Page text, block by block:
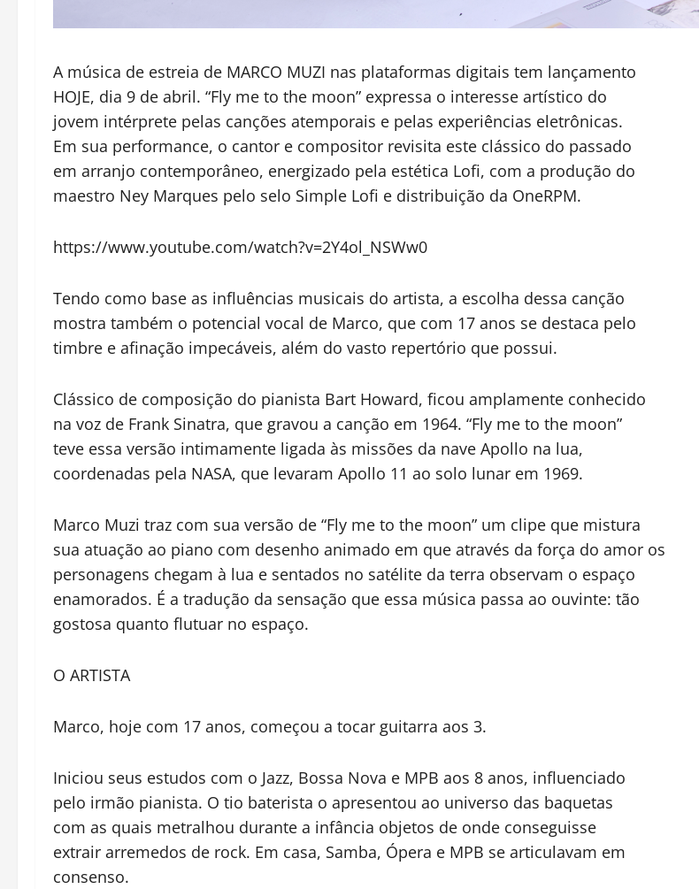
A música de estreia de MARCO MUZI nas plataformas digitais tem lançamento
HOJE, dia 9 de abril. “Fly me to the moon” expressa o interesse artístico do
jovem intérprete pelas canções atemporais e pelas experiências eletrônicas.
Em sua performance, o cantor e compositor revisita este clássico do passado
em arranjo contemporâneo, energizado pela estética Lofi, com a produção do
maestro Ney Marques pelo selo Simple Lofi e distribuição da OneRPM.
https://www.youtube.com/watch?v=2Y4ol_NSWw0
Tendo como base as influências musicais do artista, a escolha dessa canção
mostra também o potencial vocal de Marco, que com 17 anos se destaca pelo
timbre e afinação impecáveis, além do vasto repertório que possui.
Clássico de composição do pianista Bart Howard, ficou amplamente conhecido
na voz de Frank Sinatra, que gravou a canção em 1964. “Fly me to the moon”
teve essa versão intimamente ligada às missões da nave Apollo na lua,
coordenadas pela NASA, que levaram Apollo 11 ao solo lunar em 1969.
Marco Muzi traz com sua versão de “Fly me to the moon” um clipe que mistura
sua atuação ao piano com desenho animado em que através da força do amor os
personagens chegam à lua e sentados no satélite da terra observam o espaço
enamorados. É a tradução da sensação que essa música passa ao ouvinte: tão
gostosa quanto flutuar no espaço.
O ARTISTA
Marco, hoje com 17 anos, começou a tocar guitarra aos 3.
Iniciou seus estudos com o Jazz, Bossa Nova e MPB aos 8 anos, influenciado
pelo irmão pianista. O tio baterista o apresentou ao universo das baquetas
com as quais metralhou durante a infância objetos de onde conseguisse
extrair arremedos de rock. Em casa, Samba, Ópera e MPB se articulavam em
consenso.